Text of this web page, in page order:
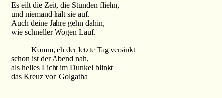
Es eilt die Zeit, die Stunden fliehn,
und niemand hält sie auf.
Auch deine Jahre gehn dahin,
wie schneller Wogen Lauf.
Komm, eh der letzte Tag versinkt
schon ist der Abend nah,
als helles Licht im Dunkel blinkt
das Kreuz von Golgatha